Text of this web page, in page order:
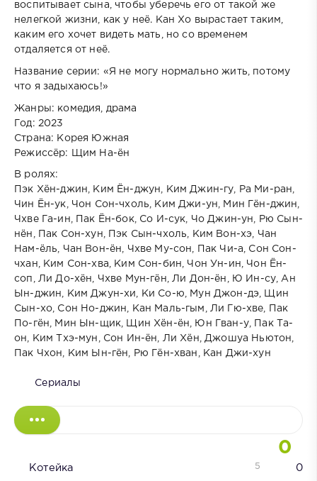
воспитывает сына, чтобы уберечь его от такой же
нелегкой жизни, как у неё. Кан Хо вырастает таким,
каким его хочет видеть мать, но со временем
отдаляется от неё.
Название серии: «Я не могу нормально жить, потому
что я задыхаюсь!»
Жанры: комедия, драма
Год: 2023
Страна: Корея Южная
Режиссёр: Щим На-ён
В ролях:
Пэк Хён-джин, Ким Ён-джун, Ким Джин-гу, Ра Ми-ран,
Чин Ён-ук, Чон Сон-чхоль, Ким Джи-ун, Мин Гён-джин,
Чхве Га-ин, Пак Ён-бок, Со И-сук, Чо Джин-ун, Рю Сын-
нён, Пак Сон-хун, Пэк Сын-чхоль, Ким Вон-хэ, Чан
Нам-ёль, Чан Вон-ён, Чхве Му-сон, Пак Чи-а, Сон Сон-
чхан, Ким Сон-хва, Ким Сон-бин, Чон Ун-ин, Чон Ён-
соп, Ли До-хён, Чхве Мун-гён, Ли Дон-ён, Ю Ин-су, Ан
Ын-джин, Ким Джун-хи, Ки Со-ю, Мун Джон-дэ, Щин
Сын-хо, Сон Но-джин, Кан Маль-гым, Ли Гю-хве, Пак
По-гён, Мин Ын-щик, Щин Хён-ён, Юн Гван-у, Пак Та-
он, Ким Тхэ-мун, Сон Ин-ён, Ли Хён, Джошуа Ньютон,
Пак Чхон, Ким Ын-гён, Рю Гён-хван, Кан Джи-хун
Сериалы
0
Котейка 0
5